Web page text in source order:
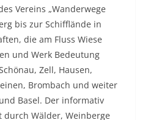
Vereins „Wanderwege
bis zur Schifflände in
die am Fluss Wiese
und Werk Bedeutung
Zell, Hausen,
Brombach und weiter
Basel. Der informativ
Wälder, Weinberge